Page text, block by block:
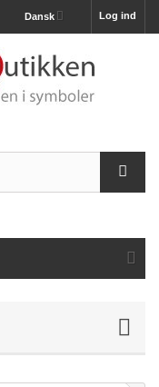
Log ind
Dansk